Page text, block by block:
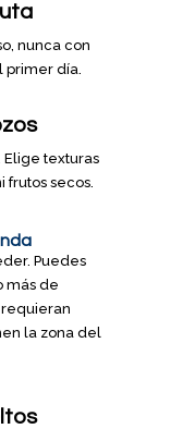
nunca con
primer día.
texturas
frutos secos.
Puedes
más de
la zona del